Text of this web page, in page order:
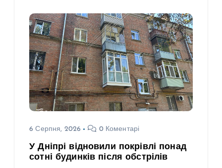
6 Серпня, 2026 0 Коментарі
У Дніпрі відновили покрівлі понад
сотні будинків після обстрілів